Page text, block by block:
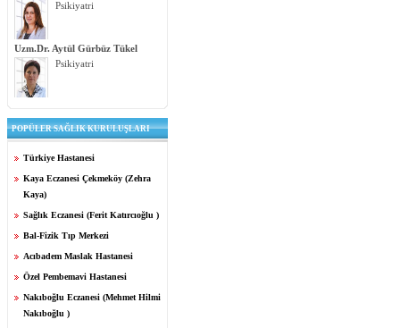
Psikiyatri
Uzm.Dr. Aytül Gürbüz Tükel
Psikiyatri
POPÜLER SAĞLIK KURULUŞLARI
Türkiye Hastanesi
Kaya Eczanesi Çekmeköy (Zehra
Kaya)
Sağlık Eczanesi (Ferit Katırcıoğlu )
Bal-Fizik Tıp Merkezi
Acıbadem Maslak Hastanesi
Özel Pembemavi Hastanesi
Nakıboğlu Eczanesi (Mehmet Hilmi
Nakıboğlu )